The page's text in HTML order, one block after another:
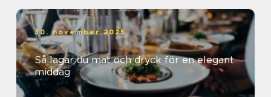
30. november 2025
Så lagar du mat och dryck för en elegant
middag